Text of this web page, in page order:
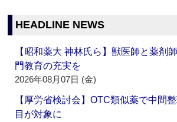
HEADLINE NEWS
【昭和薬大 神林氏ら】獣医師と薬剤
門教育の充実を
2026年08月07日 (金)
【厚労省検討会】OTC類似薬で中間
目が対象に